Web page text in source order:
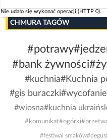
Nie udało się wykonać operacji (HTTP 0).
CHMURA TAGÓW
#potrawy
#bank żywności
#kuchnia#Kuchnia
#gis buraczki
#wiosna#kuchnia
#komunikat#ogórki
#festiwal smaków